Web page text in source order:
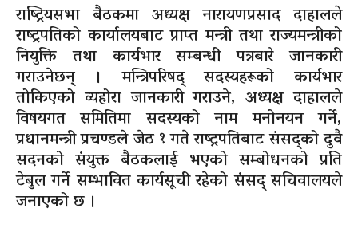
राष्ट्रियसभा बैठकमा अध्यक्ष नारायणप्रसाद दाहालले
राष्ट्रपतिको कार्यालयबाट प्राप्त मन्त्री तथा राज्यमन्त्रीको
नियुक्ति तथा कार्यभार सम्बन्धी पत्रबारे जानकारी
गराउनेछन् । मन्त्रिपरिषद् सदस्यहरूको कार्यभार
तोकिएको व्यहोरा जानकारी गराउने, अध्यक्ष दाहालले
विषयगत समितिमा सदस्यको नाम मनोनयन गर्ने,
प्रधानमन्त्री प्रचण्डले जेठ १ गते राष्ट्रपतिबाट संसद्को दुवै
सदनको संयुक्त बैठकलाई भएको सम्बोधनको प्रति
टेबुल गर्ने सम्भावित कार्यसूची रहेको संसद् सचिवालयले
जनाएको छ ।